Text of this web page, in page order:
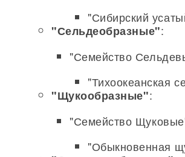
"Сибирский
"Сельдеобразные":
"Семейство
"Тихоокеанская
"Щукообразные":
"Семейство
"Обыкновенная